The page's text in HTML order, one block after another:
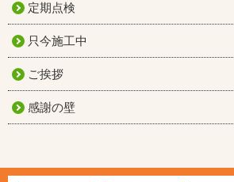
定期点検
只今施工中
ご挨拶
感謝の壁